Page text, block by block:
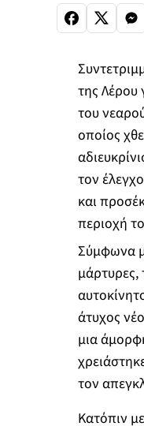
της Λέρου
του
οποίος
τον
και
περιοχή
Σύμφωνα
άτυχος
μια
τον
Κατόπιν